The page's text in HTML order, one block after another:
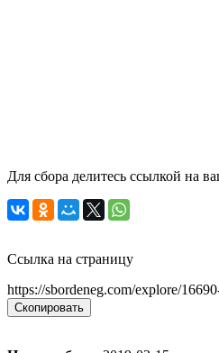
Для сбора делитесь ссылкой на
Ссылка на страницу
https://sbordeneg.com/explore/
Скопировать